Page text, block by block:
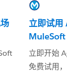
立即试
MuleSoft
立即开始
免费试用